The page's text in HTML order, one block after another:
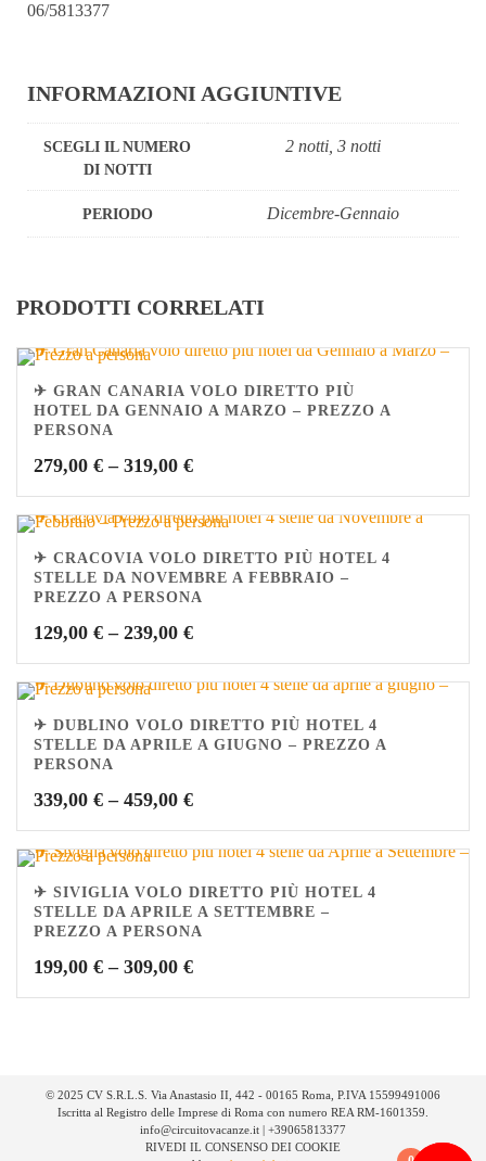
06/5813377
INFORMAZIONI AGGIUNTIVE
SCEGLI IL NUMERO
DI NOTTI
2 notti, 3 notti
PERIODO Dicembre-Gennaio
PRODOTTI CORRELATI
✈ GRAN CANARIA VOLO DIRETTO PIÙ
HOTEL DA GENNAIO A MARZO – PREZZO A
PERSONA
279,00 € – 319,00 €
✈ CRACOVIA VOLO DIRETTO PIÙ HOTEL 4
STELLE DA NOVEMBRE A FEBBRAIO –
PREZZO A PERSONA
129,00 € – 239,00 €
✈ DUBLINO VOLO DIRETTO PIÙ HOTEL 4
STELLE DA APRILE A GIUGNO – PREZZO A
PERSONA
339,00 € – 459,00 €
✈ SIVIGLIA VOLO DIRETTO PIÙ HOTEL 4
STELLE DA APRILE A SETTEMBRE –
PREZZO A PERSONA
199,00 € – 309,00 €
© 2025 CV S.R.L.S. Via Anastasio II, 442 - 00165 Roma, P.IVA 15599491006
Iscritta al Registro delle Imprese di Roma con numero REA RM-1601359.
info@circuitovacanze.it | +39065813377
RIVEDI IL CONSENSO DEI COOKIE